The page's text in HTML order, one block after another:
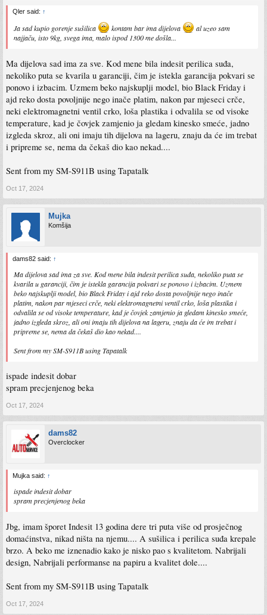
Qler said: ↑
Ja sad kupio gorenje sušilica kontam bar ima dijelova
al uzeo sam
najjaču, isto 9kg, svega ima, malo ispod 1300 me došla...
Ma dijelova sad ima za sve. Kod mene bila indesit perilica suđa,
nekoliko puta se kvarila u garanciji, čim je istekla garancija pokvari se
ponovo i izbacim. Uzmem beko najskuplji model, bio Black Friday i
ajd reko dosta povoljnije nego inače platim, nakon par mjeseci crče,
neki elektromagnetni ventil crko, loša plastika i odvalila se od visoke
temperature, kad je čovjek zamjenio ja gledam kinesko smeće, jadno
izgleda skroz, ali oni imaju tih dijelova na lageru, znaju da će im trebat
i pripreme se, nema da čekaš dio kao nekad....
Sent from my SM-S911B using Tapatalk
Oct 17, 2024
Mujka
Komšija
dams82 said: ↑
Ma dijelova sad ima za sve. Kod mene bila indesit perilica suđa, nekoliko puta se
kvarila u garanciji, čim je istekla garancija pokvari se ponovo i izbacim. Uzmem
beko najskuplji model, bio Black Friday i ajd reko dosta povoljnije nego inače
platim, nakon par mjeseci crče, neki elektromagnetni ventil crko, loša plastika i
odvalila se od visoke temperature, kad je čovjek zamjenio ja gledam kinesko smeće,
jadno izgleda skroz, ali oni imaju tih dijelova na lageru, znaju da će im trebat i
pripreme se, nema da čekaš dio kao nekad....
Sent from my SM-S911B using Tapatalk
ispade indesit dobar
spram precjenjenog beka
Oct 17, 2024
dams82
Overclocker
Mujka said: ↑
ispade indesit dobar
spram precjenjenog beka
Jbg, imam šporet Indesit 13 godina dere tri puta više od prosječnog
domaćinstva, nikad ništa na njemu.... A sušilica i perilica suđa krepale
brzo. A beko me iznenadio kako je nisko pao s kvalitetom. Nabrijali
design, Nabrijali performanse na papiru a kvalitet dole....
Sent from my SM-S911B using Tapatalk
Oct 17, 2024